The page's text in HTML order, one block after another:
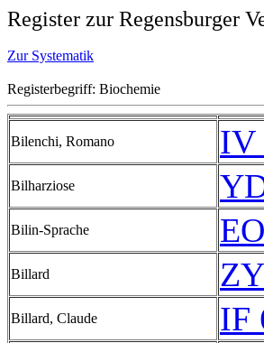
Register zur Regensburger
Zur Systematik
Registerbegriff: Biochemie
Bilenchi, Romano IV
Bilharziose
Bilin-Sprache
Billard
Billard, Claude IF